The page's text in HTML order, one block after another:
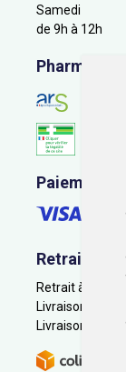
Samedi
de 9h à 12h
Pharmacie
Paiement
Retrait -
Retrait à la
Livraison en
Livraison à